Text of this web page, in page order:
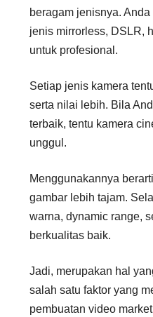
beragam jenisnya.
jenis mirrorless, DSLR,
untuk profesional.
Setiap jenis kamera
serta nilai lebih. Bila
terbaik, tentu kamera
unggul.
Menggunakannya
gambar lebih tajam.
warna, dynamic range,
berkualitas baik.
Jadi, merupakan hal
salah satu faktor yang
pembuatan video